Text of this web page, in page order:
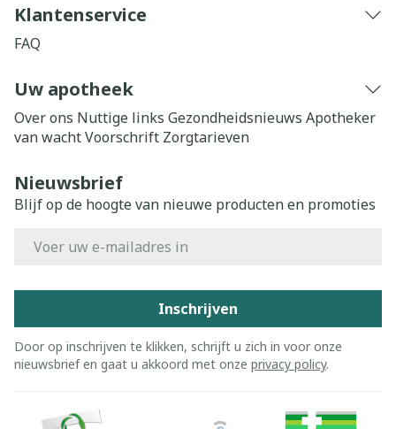
Klantenservice
FAQ
Uw apotheek
Over ons Nuttige links Gezondheidsnieuws Apotheker
van wachtVoorschrift Zorgtarieven
Nieuwsbrief
Blijf op de hoogte van nieuwe producten en promoties
Inschrijven
Door op inschrijven te klikken, schrijft u zich in voor onze
nieuwsbrief en gaat u akkoord met onze privacy policy.